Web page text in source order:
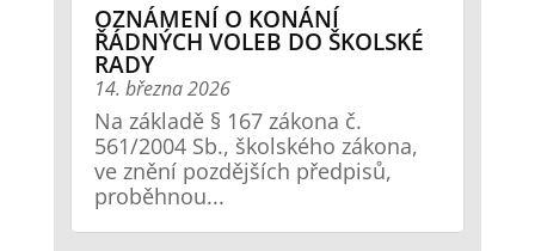
OZNÁMENÍ O KONÁNÍ
ŘÁDNÝCH VOLEB DO ŠKOLSKÉ
RADY
14. března 2026
Na základě § 167 zákona č.
561/2004 Sb., školského zákona,
ve znění pozdějších předpisů,
proběhnou...